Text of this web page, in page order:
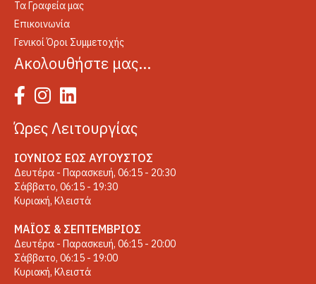
Τα Γραφεία μας
Επικοινωνία
Γενικοί Όροι Συμμετοχής
Ακολουθήστε μας…
Ώρες Λειτουργίας
ΙΟΎΝΙΟΣ ΈΩΣ ΑΎΓΟΥΣΤΟΣ
Δευτέρα - Παρασκευή, 06:15 - 20:30
Σάββατο, 06:15 - 19:30
Κυριακή, Κλειστά
ΜΆΙΟΣ & ΣΕΠΤΈΜΒΡΙΟΣ
Δευτέρα - Παρασκευή, 06:15 - 20:00
Σάββατο, 06:15 - 19:00
Κυριακή, Κλειστά